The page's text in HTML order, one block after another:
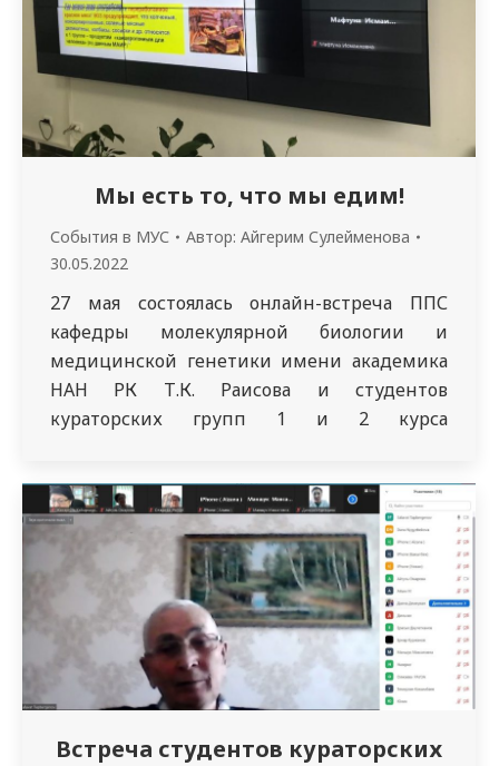
Мы есть то, что мы едим!
События в МУС Автор: Айгерим Сулейменова
30.05.2022
27 мая состоялась онлайн-встреча ППС
кафедры молекулярной биологии и
медицинской генетики имени академика
НАН РК Т.К. Раисова и студентов
кураторских групп 1 и 2 курса
Центра формирования здорового образа
жизни РГП «Больница Медицинского
Центра Управления Делами Президента
Республики Казахстан» Турдуновой
Гульнарой Калимуратовной. Данная встреча
была посвящена актуальной теме…
Встреча студентов кураторских